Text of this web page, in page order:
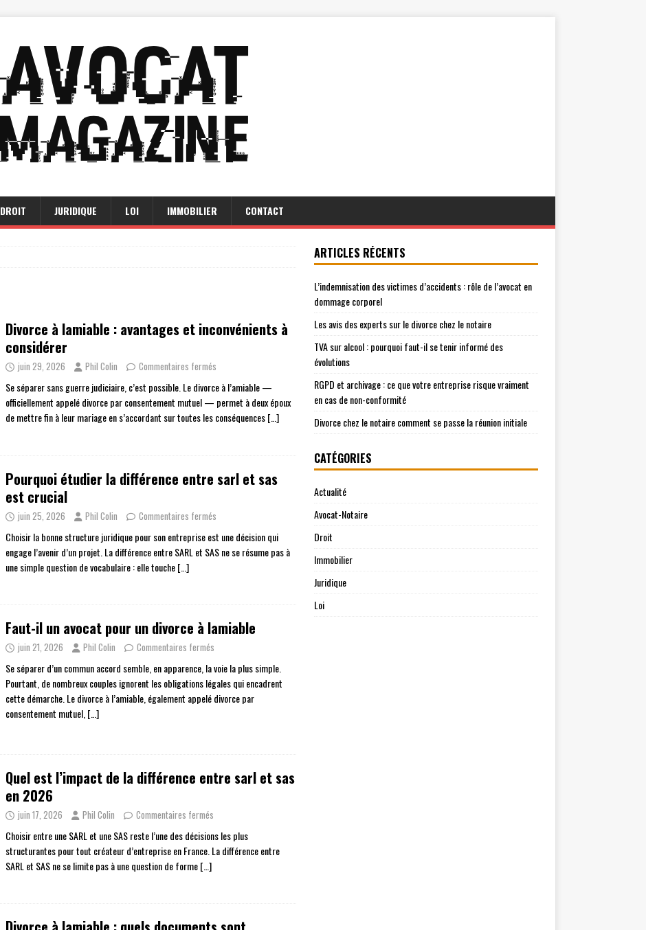
DROIT JURIDIQUE LOI IMMOBILIER CONTACT
Divorce à lamiable : avantages et inconvénients à
considérer
juin 29, 2026 Phil Colin Commentaires fermés
Se séparer sans guerre judiciaire, c’est possible. Le divorce à l’amiable —
officiellement appelé divorce par consentement mutuel — permet à deux époux
de mettre fin à leur mariage en s’accordant sur toutes les conséquences[…]
Pourquoi étudier la différence entre sarl et sas
est crucial
juin 25, 2026 Phil Colin Commentaires fermés
Choisir la bonne structure juridique pour son entreprise est une décision qui
engage l’avenir d’un projet. La différence entre SARL et SAS ne se résume pas à
une simple question de vocabulaire : elle touche[…]
Faut-il un avocat pour un divorce à lamiable
juin 21, 2026 Phil Colin Commentaires fermés
Se séparer d’un commun accord semble, en apparence, la voie la plus simple.
Pourtant, de nombreux couples ignorent les obligations légales qui encadrent
cette démarche. Le divorce à l’amiable, également appelé divorce par
consentement mutuel,[…]
Quel est l’impact de la différence entre sarl et sas
en 2026
juin 17, 2026 Phil Colin Commentaires fermés
Choisir entre une SARL et une SAS reste l’une des décisions les plus
structurantes pour tout créateur d’entreprise en France. La différence entre
SARL et SAS ne se limite pas à une question de forme[…]
ARTICLES RÉCENTS
L’indemnisation des victimes d’accidents : rôle de l’avocat en
dommage corporel
Les avis des experts sur le divorce chez le notaire
TVA sur alcool : pourquoi faut-il se tenir informé des
évolutions
RGPD et archivage : ce que votre entreprise risque vraiment
en cas de non-conformité
Divorce chez le notaire comment se passe la réunion initiale
CATÉGORIES
Actualité
Avocat-Notaire
Droit
Immobilier
Juridique
Loi